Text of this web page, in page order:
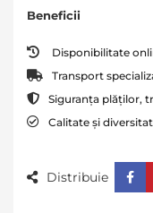
Beneficii
Disponibilitate
Transport
Siguranța plăților,
Calitate și
Distribuie